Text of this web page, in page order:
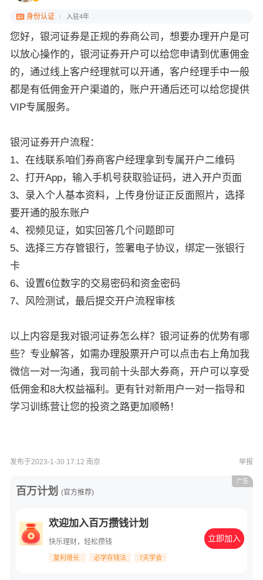
身份认证 入驻4年
您好，银河证券是正规的券商公司，想要办理开户是可
以放心操作的，银河证券开户可以给您申请到优惠佣金
的，通过线上客户经理就可以开通，客户经理手中一般
都是有低佣金开户渠道的，账户开通后还可以给您提供
VIP专属服务。
银河证券开户流程：
1、在线联系咱们券商客户经理拿到专属开户二维码
2、打开App，输入手机号获取验证码，进入开户页面
3、录入个人基本资料，上传身份证正反面照片，选择
要开通的股东账户
4、视频见证，如实回答几个问题即可
5、选择三方存管银行，签署电子协议，绑定一张银行
卡
6、设置6位数字的交易密码和资金密码
7、风险测试，最后提交开户流程审核
以上内容是我对银河证券怎么样？银河证券的优势有哪
些？专业解答，如需办理股票开户可以点击右上角加我
微信一对一沟通，我司前十头部大券商，开户可以享受
低佣金和8大权益福利。更有针对新用户一对一指导和
学习训练营让您的投资之路更加顺畅！
发布于2023-1-30 17:12 南京 举报
百万计划 (官方推荐)
欢迎加入百万攒钱计划
快乐理财，轻松攒钱
复利增长 必学存钱法 7天学会
立即加入
广告